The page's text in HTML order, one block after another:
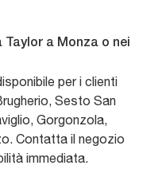
a Monza o nei
per i clienti
Sesto San
Gorgonzola,
Contatta il negozio
immediata.